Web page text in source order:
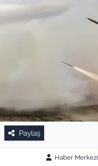
Paylaş
Haber Merkezi